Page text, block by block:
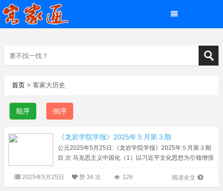
首页> 客家大历史
顺序 倒序
《龙岩学院学报》2025年５月第３期
公元2025年5月25日:《龙岩学院学报》2025年５月第３期
目 次 马克思主义中国化（1）以习近平文化思想为引领增强
语表达的四维创新及其价值实现...
阅读全文
2025年5月25日 赞34 次 126